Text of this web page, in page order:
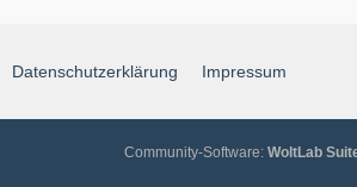
Datenschutzerklärung Impressum
Community-Software: WoltLab